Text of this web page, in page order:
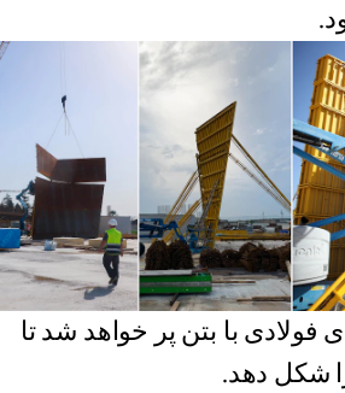
با بتن پر خواهد شد تا
شکل دهد.